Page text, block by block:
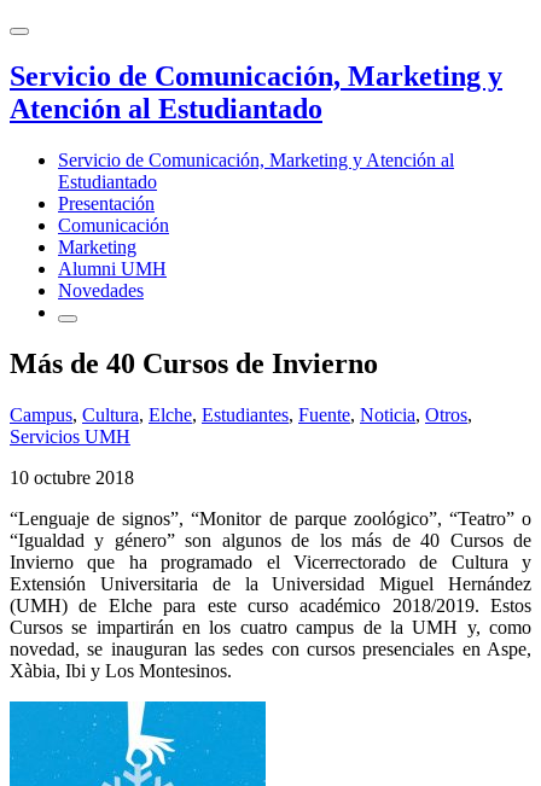
Servicio de Comunicación, Marketing y
Atención al Estudiantado
Servicio de Comunicación, Marketing y Atención al
Estudiantado
Presentación
Comunicación
Marketing
Alumni UMH
Novedades
Más de 40 Cursos de Invierno
Campus, Cultura, Elche, Estudiantes, Fuente, Noticia, Otros,
Servicios UMH
10 octubre 2018
“Lenguaje de signos”, “Monitor de parque zoológico”, “Teatro” o
“Igualdad y género” son algunos de los más de 40 Cursos de
Invierno que ha programado el Vicerrectorado de Cultura y
Extensión Universitaria de la Universidad Miguel Hernández
(UMH) de Elche para este curso académico 2018/2019. Estos
Cursos se impartirán en los cuatro campus de la UMH y, como
novedad, se inauguran las sedes con cursos presenciales en Aspe,
Xàbia, Ibi y Los Montesinos.